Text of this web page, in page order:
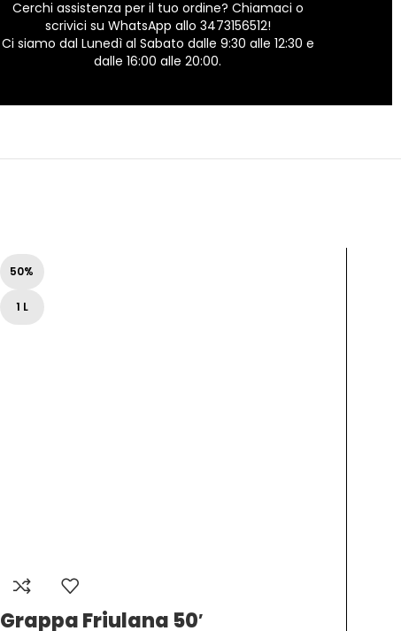
Cerchi assistenza per il tuo ordine? Chiamaci o
scrivici su WhatsApp allo 3473156512!
Ci siamo dal Lunedì al Sabato dalle 9:30 alle 12:30 e
dalle 16:00 alle 20:00.
50%
1 L
Grappa Friulana 50′